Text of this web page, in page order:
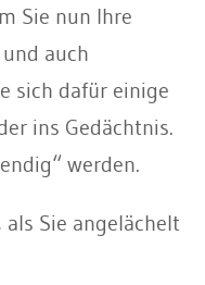
Sie nun Ihre
auch
sich dafür einige
ins Gedächtnis.
werden.
Sie angelächelt